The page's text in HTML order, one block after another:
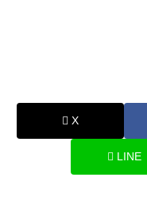
X
LINE